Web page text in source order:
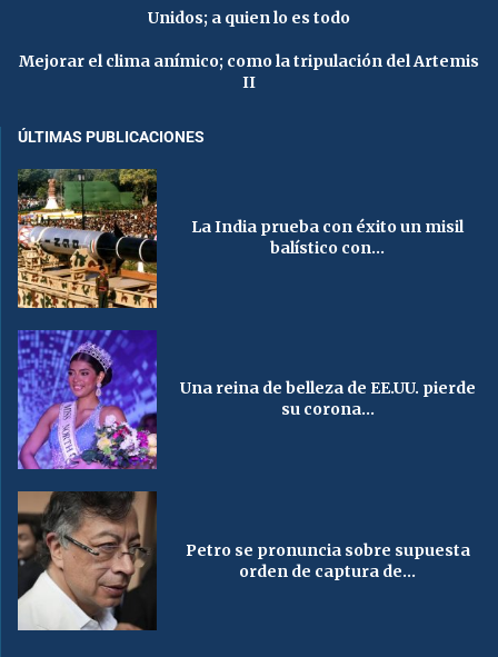
Unidos; a quien lo es todo
Mejorar el clima anímico; como la tripulación del Artemis
II
ÚLTIMAS PUBLICACIONES
La India prueba con éxito un misil
balístico con...
Una reina de belleza de EE.UU. pierde
su corona...
Petro se pronuncia sobre supuesta
orden de captura de...